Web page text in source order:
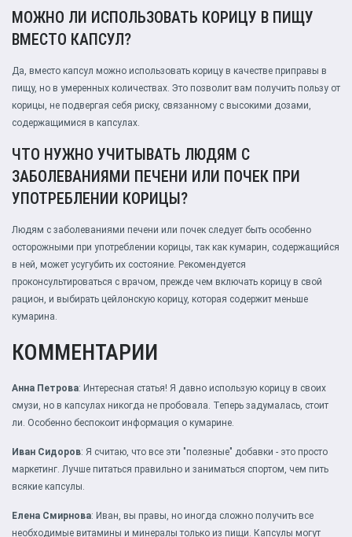
МОЖНО ЛИ ИСПОЛЬЗОВАТЬ КОРИЦУ В ПИЩУ
ВМЕСТО КАПСУЛ?
Да, вместо капсул можно использовать корицу в качестве приправы в
пищу, но в умеренных количествах. Это позволит вам получить пользу от
корицы, не подвергая себя риску, связанному с высокими дозами,
содержащимися в капсулах.
ЧТО НУЖНО УЧИТЫВАТЬ ЛЮДЯМ С
ЗАБОЛЕВАНИЯМИ ПЕЧЕНИ ИЛИ ПОЧЕК ПРИ
УПОТРЕБЛЕНИИ КОРИЦЫ?
Людям с заболеваниями печени или почек следует быть особенно
осторожными при употреблении корицы, так как кумарин, содержащийся
в ней, может усугубить их состояние. Рекомендуется
проконсультироваться с врачом, прежде чем включать корицу в свой
рацион, и выбирать цейлонскую корицу, которая содержит меньше
кумарина.
КОММЕНТАРИИ
Анна Петрова: Интересная статья! Я давно использую корицу в своих
смузи, но в капсулах никогда не пробовала. Теперь задумалась, стоит
ли. Особенно беспокоит информация о кумарине.
Иван Сидоров: Я считаю, что все эти "полезные" добавки - это просто
маркетинг. Лучше питаться правильно и заниматься спортом, чем пить
всякие капсулы.
Елена Смирнова: Иван, вы правы, но иногда сложно получить все
необходимые витамины и минералы только из пищи. Капсулы могут